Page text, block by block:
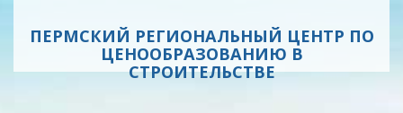
ПЕРМСКИЙ РЕГИОНАЛЬНЫЙ ЦЕНТР ПО
ЦЕНООБРАЗОВАНИЮ В
СТРОИТЕЛЬСТВЕ